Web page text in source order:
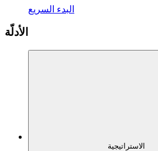
البدء السريع
الأدلّة
الاستراتيجية